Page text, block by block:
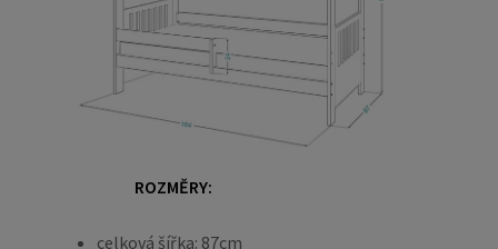
ROZMĚRY:
celková šířka: 87cm